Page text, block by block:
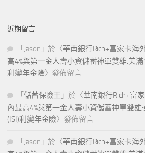
近期留言
「 Jason 」於〈華南銀行Rich+富家卡海
高4%與第一金人壽小資儲蓄神單雙雄:美滿
利變年金險〉發佈留言
「 儲蓄保險王 」於〈華南銀行Rich+富
內最高4%與第一金人壽小資儲蓄神單雙雄:
(ISI)利變年金險〉發佈留言
「 Jason 」於〈華南銀行Rich+富家卡海